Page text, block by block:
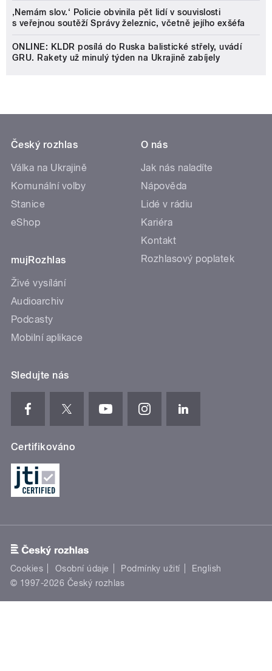
‚Nemám slov.‘ Policie obvinila pět lidí v souvislosti
s veřejnou soutěží Správy železnic, včetně jejího exšéfa
ONLINE: KLDR posílá do Ruska balistické střely, uvádí
GRU. Rakety už minulý týden na Ukrajině zabíjely
Český rozhlas
Válka na Ukrajině
Komunální volby
Stanice
eShop
mujRozhlas
Živé vysílání
Audioarchiv
Podcasty
Mobilní aplikace
O nás
Jak nás naladíte
Nápověda
Lidé v rádiu
Kariéra
Kontakt
Rozhlasový poplatek
Sledujte nás
Certifikováno
Cookies Osobní údaje Podmínky užití
English
© 1997-2026 Český rozhlas